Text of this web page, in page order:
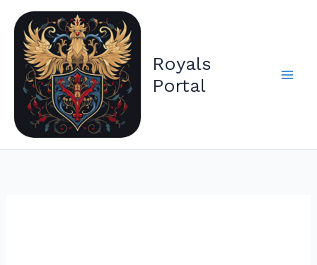
Inhalt
springen
Royals
Portal